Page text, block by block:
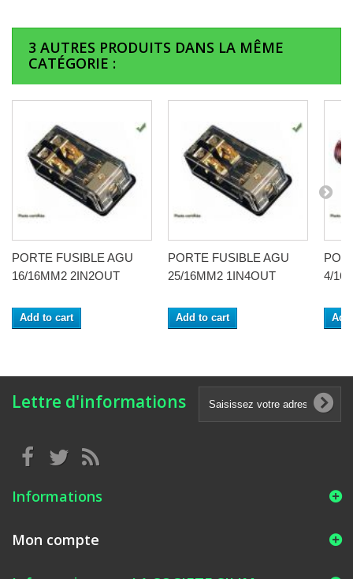
3 AUTRES PRODUITS DANS LA MÊME
CATÉGORIE :
PORTE FUSIBLE AGU
16/16MM2 2IN2OUT
Add to cart
PORTE FUSIBLE AGU
25/16MM2 1IN4OUT
Add to cart
4/
Lettre d'informations
Informations
Mon compte